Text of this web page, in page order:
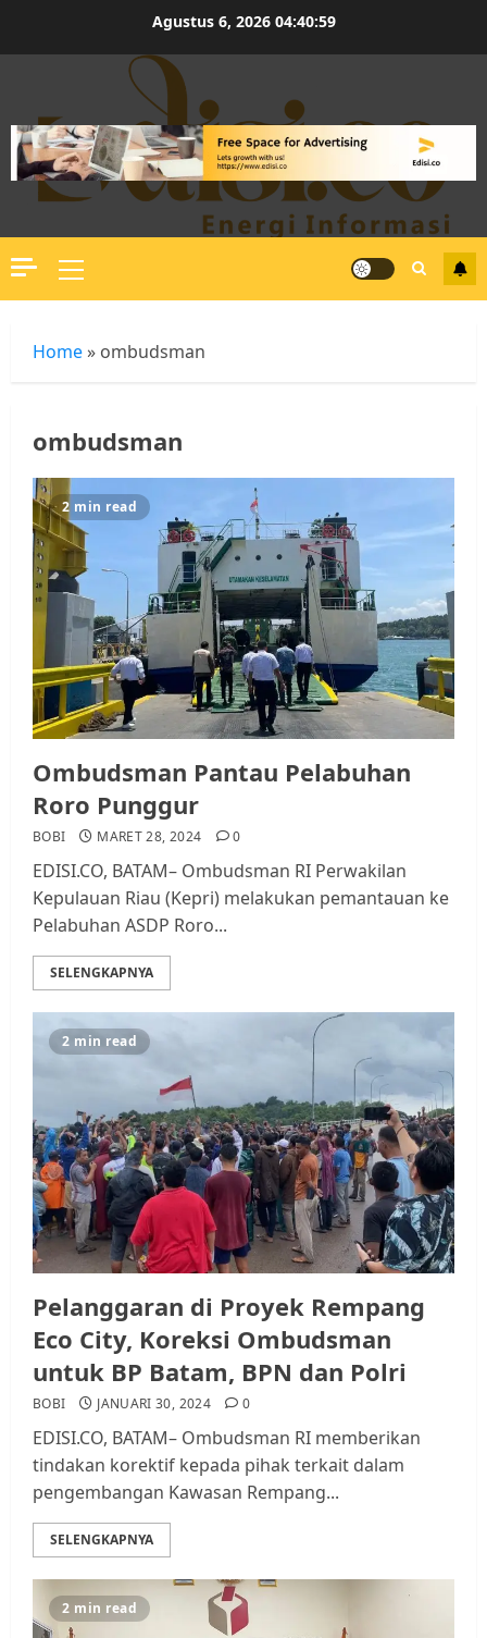
Agustus 6, 2026 04:41:00
Primary
Menu
Home » ombudsman
ombudsman
2 min read
Ombudsman Pantau Pelabuhan
Roro Punggur
BOBI MARET 28, 2024 0
EDISI.CO, BATAM– Ombudsman RI Perwakilan
Kepulauan Riau (Kepri) melakukan pemantauan ke
Pelabuhan ASDP Roro...
SELENGKAPNYA
2 min read
Pelanggaran di Proyek Rempang
Eco City, Koreksi Ombudsman
untuk BP Batam, BPN dan Polri
BOBI JANUARI 30, 2024 0
EDISI.CO, BATAM– Ombudsman RI memberikan
tindakan korektif kepada pihak terkait dalam
pengembangan Kawasan Rempang...
SELENGKAPNYA
2 min read